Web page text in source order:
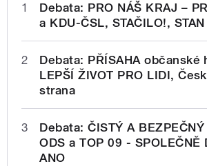
1
Debata: PRO NÁŠ KRAJ –
a KDU-ČSL, STAČILO!, STAN
2
Debata: PŘÍSAHA občanské
LEPŠÍ ŽIVOT PRO LIDI,
strana
3
Debata: ČISTÝ A BEZPEČNÝ
ODS a TOP 09 - SPOLEČNĚ
ANO